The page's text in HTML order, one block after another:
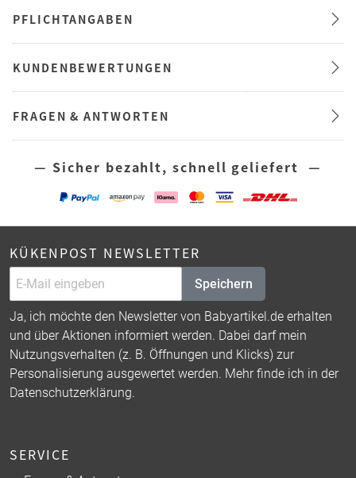
PFLICHTANGABEN
KUNDENBEWERTUNGEN
FRAGEN & ANTWORTEN
— Sicher bezahlt, schnell geliefert —
KÜKENPOST NEWSLETTER
Speichern
Ja, ich möchte den Newsletter von Babyartikel.de erhalten
und über Aktionen informiert werden. Dabei darf mein
Nutzungsverhalten (z. B. Öffnungen und Klicks) zur
Personalisierung ausgewertet werden. Mehr finde ich in der
Datenschutzerklärung.
SERVICE